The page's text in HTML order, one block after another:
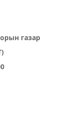
газар